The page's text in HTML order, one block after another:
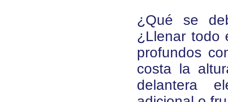
¿Qué se
¿Llenar todo
profundos
costa la
delantera